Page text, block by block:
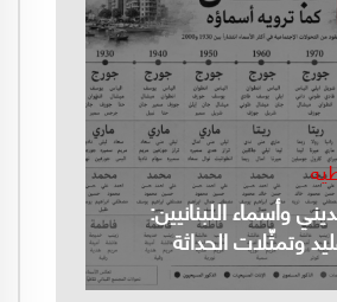
وأسماء اللبنانيين:
وتمثّلات الحداثة